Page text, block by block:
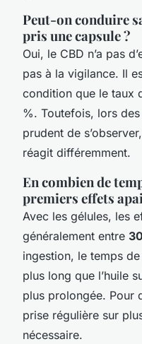
Peut-on conduire
pris une capsule ?
Oui, le CBD n’a pas
pas à la vigilance. Il
condition que le taux
%. Toutefois, lors
prudent de
réagit différemment.
En combien de
premiers effets
Avec les gélules, les
généralement entre
ingestion, le temps
plus long que l’huile
plus prolongée. Pour
prise régulière sur
nécessaire.